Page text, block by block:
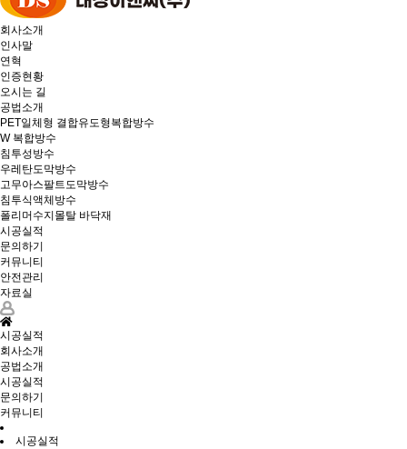
회사소개
인사말
연혁
인증현황
오시는 길
공법소개
PET일체형 결합유도형복합방수
W 복합방수
침투성방수
우레탄도막방수
고무아스팔트도막방수
침투식액체방수
폴리머수지몰탈 바닥재
시공실적
문의하기
커뮤니티
안전관리
자료실
시공실적
회사소개
공법소개
시공실적
문의하기
커뮤니티
시공실적